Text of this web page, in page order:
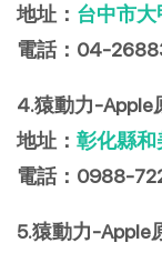
地址： 台中市大
電話： 04-
4.猿動力-Apple
地址： 彰化縣和
電話：0988-
5.猿動力-Apple